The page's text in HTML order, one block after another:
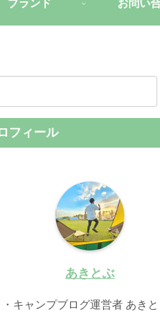
ブランド お問い
フィール
あきとぶ
・キャンプブログ運営者 あきと